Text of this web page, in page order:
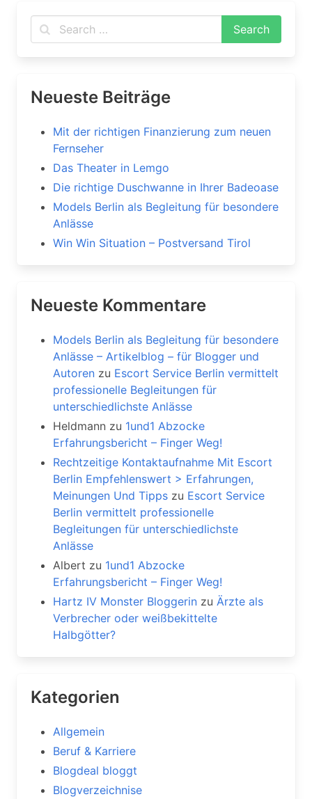
Neueste Beiträge
Mit der richtigen Finanzierung zum neuen
Fernseher
Das Theater in Lemgo
Die richtige Duschwanne in Ihrer Badeoase
Models Berlin als Begleitung für besondere
Anlässe
Win Win Situation – Postversand Tirol
Neueste Kommentare
Models Berlin als Begleitung für besondere
Anlässe – Artikelblog – für Blogger und
Autoren zu Escort Service Berlin vermittelt
professionelle Begleitungen für
unterschiedlichste Anlässe
Heldmann zu 1und1 Abzocke
Erfahrungsbericht – Finger Weg!
Rechtzeitige Kontaktaufnahme Mit Escort
Berlin Empfehlenswert > Erfahrungen,
Meinungen Und Tipps zu Escort Service
Berlin vermittelt professionelle
Begleitungen für unterschiedlichste
Anlässe
Albert zu 1und1 Abzocke
Erfahrungsbericht – Finger Weg!
Hartz IV Monster Bloggerin zu Ärzte als
Verbrecher oder weißbekittelte
Halbgötter?
Kategorien
Allgemein
Beruf & Karriere
Blogdeal bloggt
Blogverzeichnise